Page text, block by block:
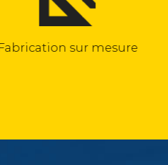
sur mesure